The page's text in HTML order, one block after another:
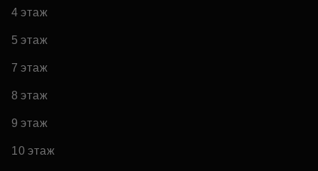
4 этаж
5 этаж
7 этаж
8 этаж
9 этаж
10 этаж